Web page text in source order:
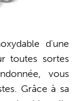
d'une
toutes sortes
vous
Grâce à sa